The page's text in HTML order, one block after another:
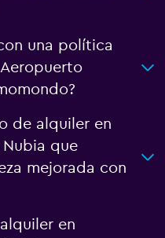
una política
de alquiler en
Nubia que
mejorada con
en